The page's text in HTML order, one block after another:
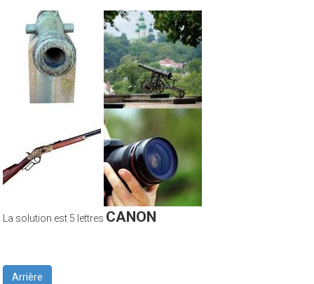
La solution est 5 lettres CANON
Arrière